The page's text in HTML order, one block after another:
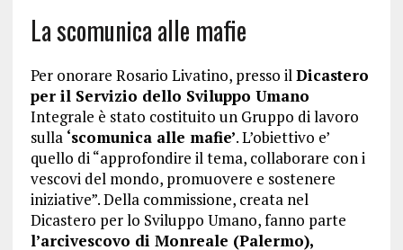
La scomunica alle mafie
Per onorare Rosario Livatino, presso ilDicastero
per il Servizio dello Sviluppo Umano
Integrale è stato costituito un Gruppo di lavoro
sulla ‘scomunica alle mafie’. L’obiettivo e’
quello di “approfondire il tema, collaborare con i
vescovi del mondo, promuovere e sostenere
iniziative”. Della commissione, creata nel
Dicastero per lo Sviluppo Umano, fanno parte
l’arcivescovo di Monreale (Palermo),